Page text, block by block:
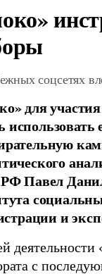
соцсетях
для
РФ Павел
и
с